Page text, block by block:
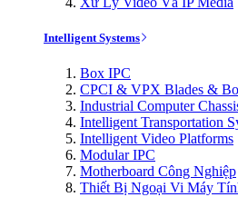
Intelligent Systems
Box IPC
CPCI & VPX Blades &
Industrial Computer
Intelligent Transportation
Intelligent Video Platforms
Modular IPC
Motherboard Công Nghiệp
Thiết Bị Ngoại Vi Máy